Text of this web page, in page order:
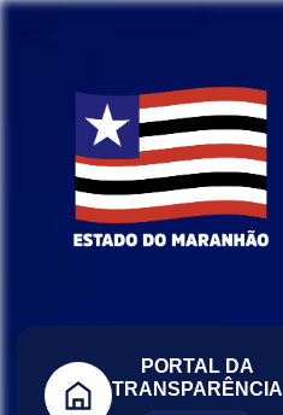
PORTAL DA
TRANSPARÊNCIA